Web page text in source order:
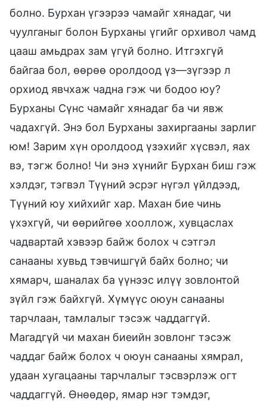
болно. Бурхан үгээрээ чамайг хянадаг, чи
чуулганыг болон Бурханы үгийг орхивол чамд
цааш амьдрах зам үгүй болно. Итгэхгүй
байгаа бол, өөрөө оролдоод үз—зүгээр л
орхиод явчхаж чадна гэж чи бодоо юу?
Бурханы Сүнс чамайг хянадаг ба чи явж
чадахгүй. Энэ бол Бурханы захиргааны зарлиг
юм! Зарим хүн оролдоод үзэхийг хүсвэл, яах
вэ, тэгж болно! Чи энэ хүнийг Бурхан биш гэж
хэлдэг, тэгвэл Түүний эсрэг нүгэл үйлдээд,
Түүний юу хийхийг хар. Махан бие чинь
үхэхгүй, чи өөрийгөө хооллож, хувцаслах
чадвартай хэвээр байж болох ч сэтгэл
санааны хувьд тэвчишгүй байх болно; чи
хямарч, шаналах ба үүнээс илүү зовлонтой
зүйл гэж байхгүй. Хүмүүс оюун санааны
тарчлаан, тамлалыг тэсэж чаддаггүй.
Магадгүй чи махан биеийн зовлонг тэсэж
чаддаг байж болох ч оюун санааны хямрал,
удаан хугацааны тарчлалыг тэсвэрлэж огт
чаддаггүй. Өнөөдөр, ямар нэг тэмдэг,